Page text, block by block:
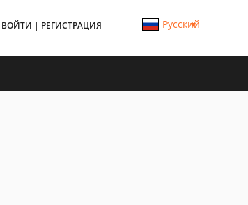
ВОЙТИ | РЕГИСТРАЦИЯ Русский